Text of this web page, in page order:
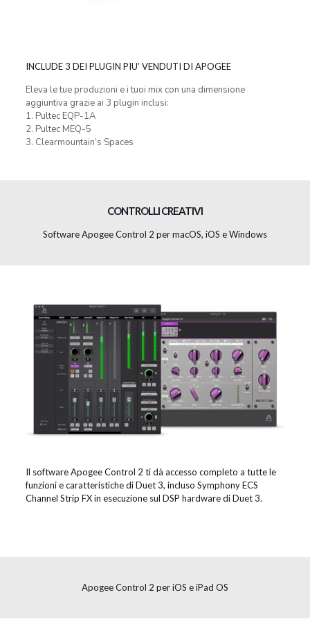
INCLUDE 3 DEI PLUGIN PIU’ VENDUTI DI APOGEE
Eleva le tue produzioni e i tuoi mix con una dimensione
aggiuntiva grazie ai 3 plugin inclusi:
1. Pultec EQP-1A
2. Pultec MEQ-5
3. Clearmountain’s Spaces
CONTROLLI CREATIVI
Software Apogee Control 2 per macOS, iOS e Windows
Il software Apogee Control 2 ti dà accesso completo a tutte le
funzioni e caratteristiche di Duet 3, incluso Symphony ECS
Channel Strip FX in esecuzione sul DSP hardware di Duet 3.
Apogee Control 2 per iOS e iPad OS